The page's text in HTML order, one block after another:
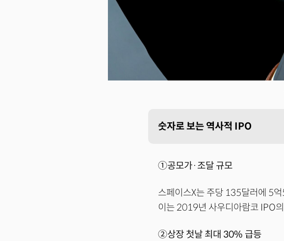
숫자로 보는 역사적 IPO
①공모가·조달 규모
스페이스X는 주당 135달러에 5
이는 2019년 사우디아람코 IPO
②상장 첫날 최대 30% 급등